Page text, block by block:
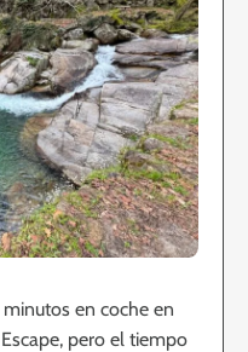
en coche en
pero el tiempo